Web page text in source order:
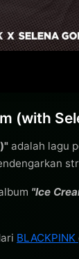
(with
adalah lagu
"Ice
BLACKPINK